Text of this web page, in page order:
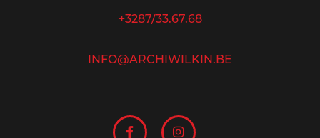
+3287/33.67.68
INFO@ARCHIWILKIN.BE